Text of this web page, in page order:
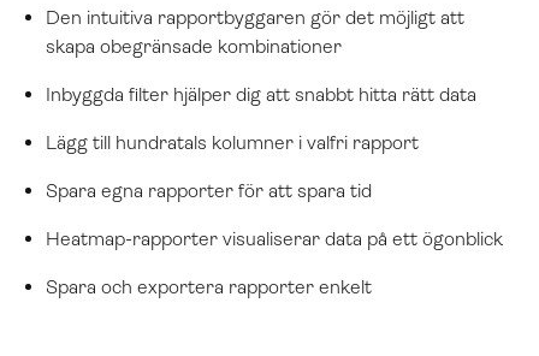
Den intuitiva rapportbyggaren gör det möjligt att
skapa obegränsade kombinationer
Inbyggda filter hjälper dig att snabbt hitta rätt data
Lägg till hundratals kolumner i valfri rapport
Spara egna rapporter för att spara tid
Heatmap-rapporter visualiserar data på ett ögonblick
Spara och exportera rapporter enkelt